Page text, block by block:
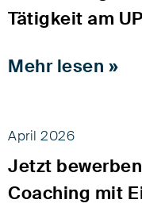
Tätigkeit am
Mehr lesen »
April 2026
Jetzt
Coaching mit